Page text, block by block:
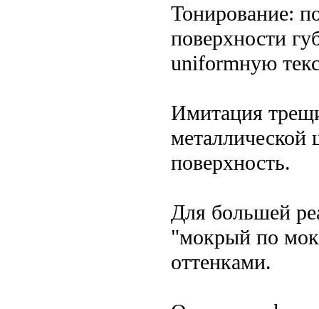
Тонирование:
поверхности
uniformную
Имитация
металлической
поверхность.
Для большей
"мокрый по
оттенками.